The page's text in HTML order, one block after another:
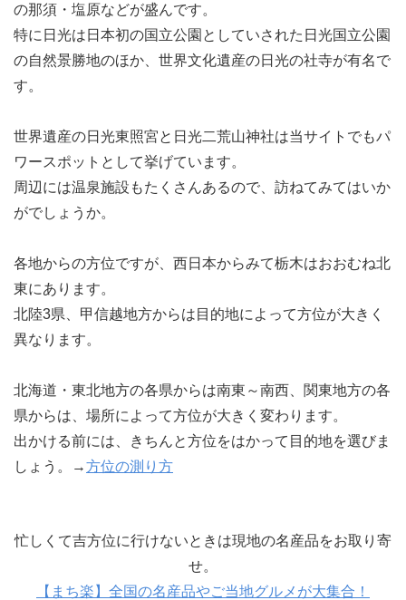
の那須・塩原などが盛んです。
特に日光は日本初の国立公園としていされた日光国立公園
の自然景勝地のほか、世界文化遺産の日光の社寺が有名で
す。
世界遺産の日光東照宮と日光二荒山神社は当サイトでもパ
ワースポットとして挙げています。
周辺には温泉施設もたくさんあるので、訪ねてみてはいか
がでしょうか。
各地からの方位ですが、西日本からみて栃木はおおむね北
東にあります。
北陸3県、甲信越地方からは目的地によって方位が大きく
異なります。
北海道・東北地方の各県からは南東～南西、関東地方の各
県からは、場所によって方位が大きく変わります。
出かける前には、きちんと方位をはかって目的地を選びま
しょう。→方位の測り方
忙しくて吉方位に行けないときは現地の名産品をお取り寄
せ。
【まち楽】全国の名産品やご当地グルメが大集合！